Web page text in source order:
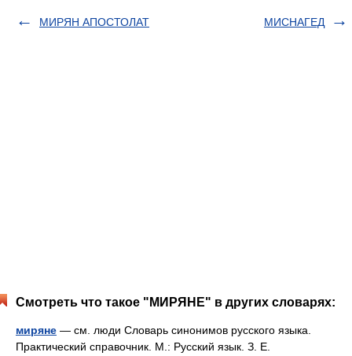
МИРЯН АПОСТОЛАТ МИСНАГЕД
Смотреть что такое "МИРЯНЕ" в других словарях:
миряне — см. люди Словарь синонимов русского языка.
Практический справочник. М.: Русский язык. З. Е.